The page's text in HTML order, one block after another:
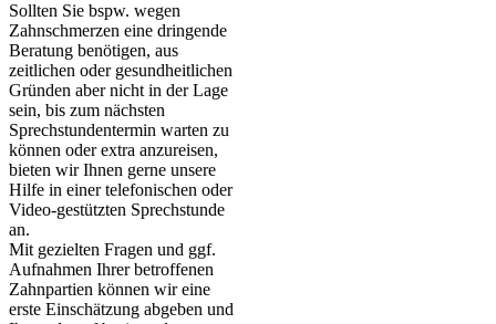
Sollten Sie bspw. wegen
Zahnschmerzen eine dringende
Beratung benötigen, aus
zeitlichen oder gesundheitlichen
Gründen aber nicht in der Lage
sein, bis zum nächsten
Sprechstundentermin warten zu
können oder extra anzureisen,
bieten wir Ihnen gerne unsere
Hilfe in einer telefonischen oder
Video-gestützten Sprechstunde
an.
Mit gezielten Fragen und ggf.
Aufnahmen Ihrer betroffenen
Zahnpartien können wir eine
erste Einschätzung abgeben und